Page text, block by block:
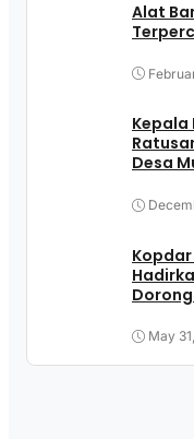
Alat
Kepala
Desa
Dorong
May